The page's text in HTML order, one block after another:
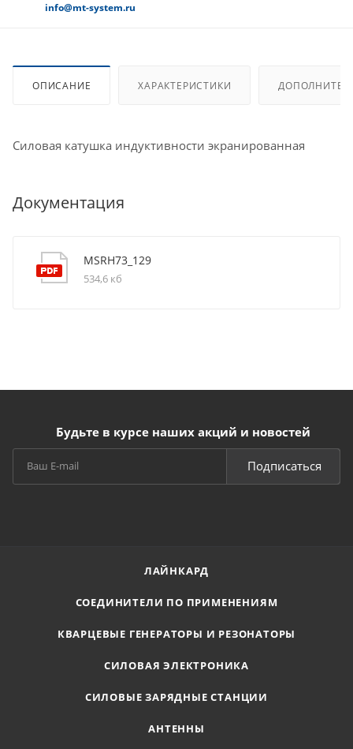
info@mt-system.ru
ОПИСАНИЕ ХАРАКТЕРИСТИКИ
Силовая катушка индуктивности экранированная
Документация
MSRH73_129
534,6 кб
Будьте в курсе наших акций и новостей
Подписаться
ЛАЙНКАРД
СОЕДИНИТЕЛИ ПО ПРИМЕНЕНИЯМ
КВАРЦЕВЫЕ ГЕНЕРАТОРЫ И РЕЗОНАТОРЫ
СИЛОВАЯ ЭЛЕКТРОНИКА
СИЛОВЫЕ ЗАРЯДНЫЕ СТАНЦИИ
АНТЕННЫ